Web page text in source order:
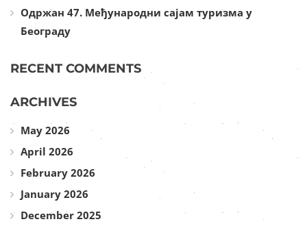
Одржан 47. Међународни сајам туризма у
Београду
RECENT COMMENTS
ARCHIVES
May 2026
April 2026
February 2026
January 2026
December 2025